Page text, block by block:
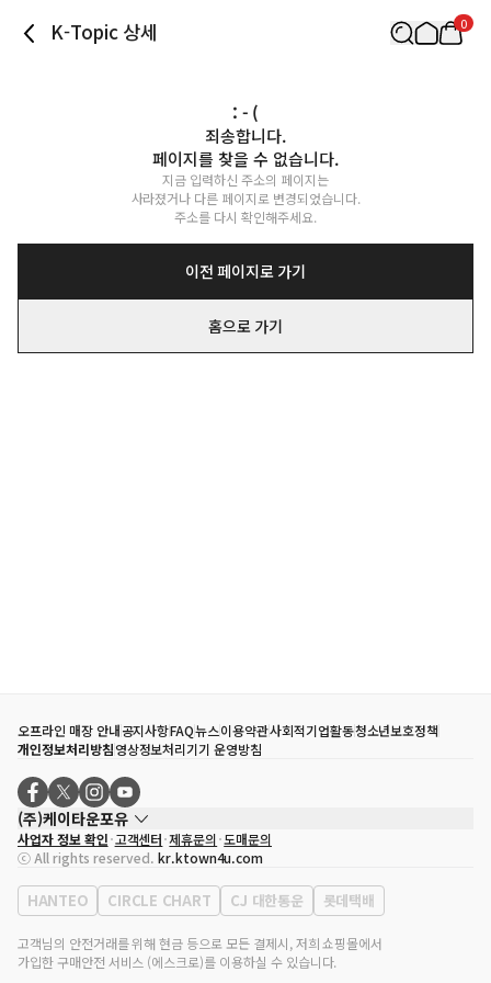
K-Topic 상세 0
: - (
죄송합니다.
페이지를 찾을 수 없습니다.
지금 입력하신 주소의 페이지는
사라졌거나 다른 페이지로 변경되었습니다.
주소를 다시 확인해주세요.
이전 페이지로 가기
홈으로 가기
오프라인 매장 안내공지사항FAQ뉴스이용약관사회적기업활동청소년보호정책
개인정보처리방침영상정보처리기기 운영방침
(주)케이타운포유
대표자
송효민
사업자등록번호
120-87-71116
통신판매업 신고번호 제2011-서울강남-02223
대표전화
02-552-9855
사업자 정보 확인 고객센터 제휴문의 도매문의
ⓒ All rights reserved. kr.ktown4u.com
HANTEO CIRCLE CHART CJ 대한통운 롯데택배
고객님의 안전거래를 위해 현금 등으로 모든 결제시, 저희 쇼핑몰에서
가입한 구매안전 서비스 (에스크로)를 이용하실 수 있습니다.